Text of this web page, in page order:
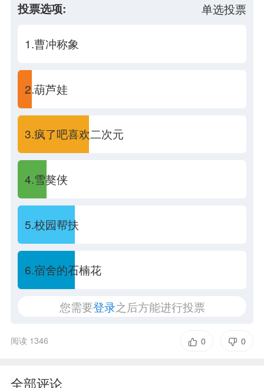
投票选项: 单选投票
1.曹冲称象
2.葫芦娃
3.疯了吧喜欢二次元
4.雪獒侠
5.校园帮扶
6.宿舍的石楠花
您需要登录之后方能进行投票
阅读 1346 0
0
全部评论